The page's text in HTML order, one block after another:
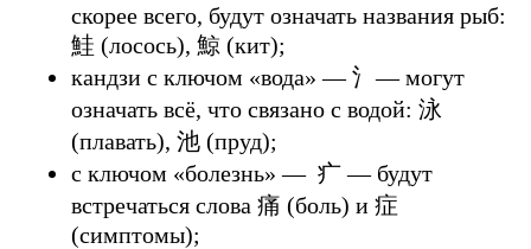
скорее всего, будут означать названия рыб:
鮭 (лосось), 鯨 (кит);
кандзи с ключом «вода» — 氵— могут
означать всё, что связано с водой: 泳
(плавать), 池 (пруд);
с ключом «болезнь» — 疒 — будут
встречаться слова 痛 (боль) и 症
(симптомы);